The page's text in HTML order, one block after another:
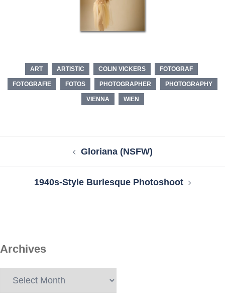
ART ARTISTIC COLIN VICKERS FOTOGRAF
FOTOGRAFIE FOTOS PHOTOGRAPHER PHOTOGRAPHY
VIENNA WIEN
Gloriana (NSFW)
1940s-Style Burlesque Photoshoot
Archives
Archives